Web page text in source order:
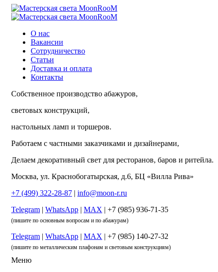
О нас
Вакансии
Сотрудничество
Статьи
Доставка и оплата
Контакты
Собственное производство абажуров,
световых конструкций,
настольных ламп и торшеров.
Работаем с частными заказчиками и дизайнерами,
Делаем декоративный свет для ресторанов, баров и ритейла.
Москва, ул. Краснобогатырская, д.6, БЦ «Вилла Рива»
+7 (499) 322-28-87 | info@moon-r.ru
Telegram | WhatsApp | MAX | +7 (985) 936-71-35
(пишите по основным вопросам и по абажурам)
Telegram | WhatsApp | MAX | +7 (985) 140-27-32
(пишите по металлическим плафонам и световым конструкциям)
Меню